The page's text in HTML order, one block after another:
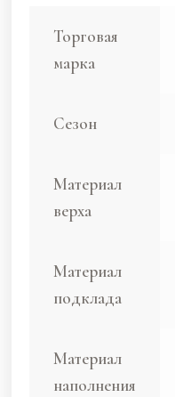
Торговая
марка
Сезон
Материал
верха
Материал
подклада
Материал
наполнения